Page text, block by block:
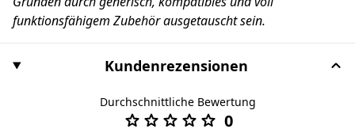
funktionsfähigem Zubehör ausgetauscht sein.
Kundenrezensionen
Durchschnittliche Bewertung
0